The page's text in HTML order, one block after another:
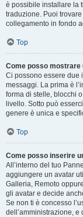
è possibile installare la
traduzione. Puoi
collegamento in fondo
Top
Come posso mostrare
Ci possono essere due
messaggi. La prima è
forma di stelle, blocchi
livello. Sotto può
genere è unica e
Top
Come posso inserire
All’interno del tuo
aggiungere un avatar
Galleria, Remoto
gli avatar e decide
Se non ti è concesso
dell’amministrazione,